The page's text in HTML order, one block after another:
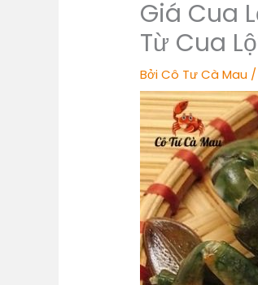
Giá Cua
Từ Cua
BởiCô Tư Cà Mau